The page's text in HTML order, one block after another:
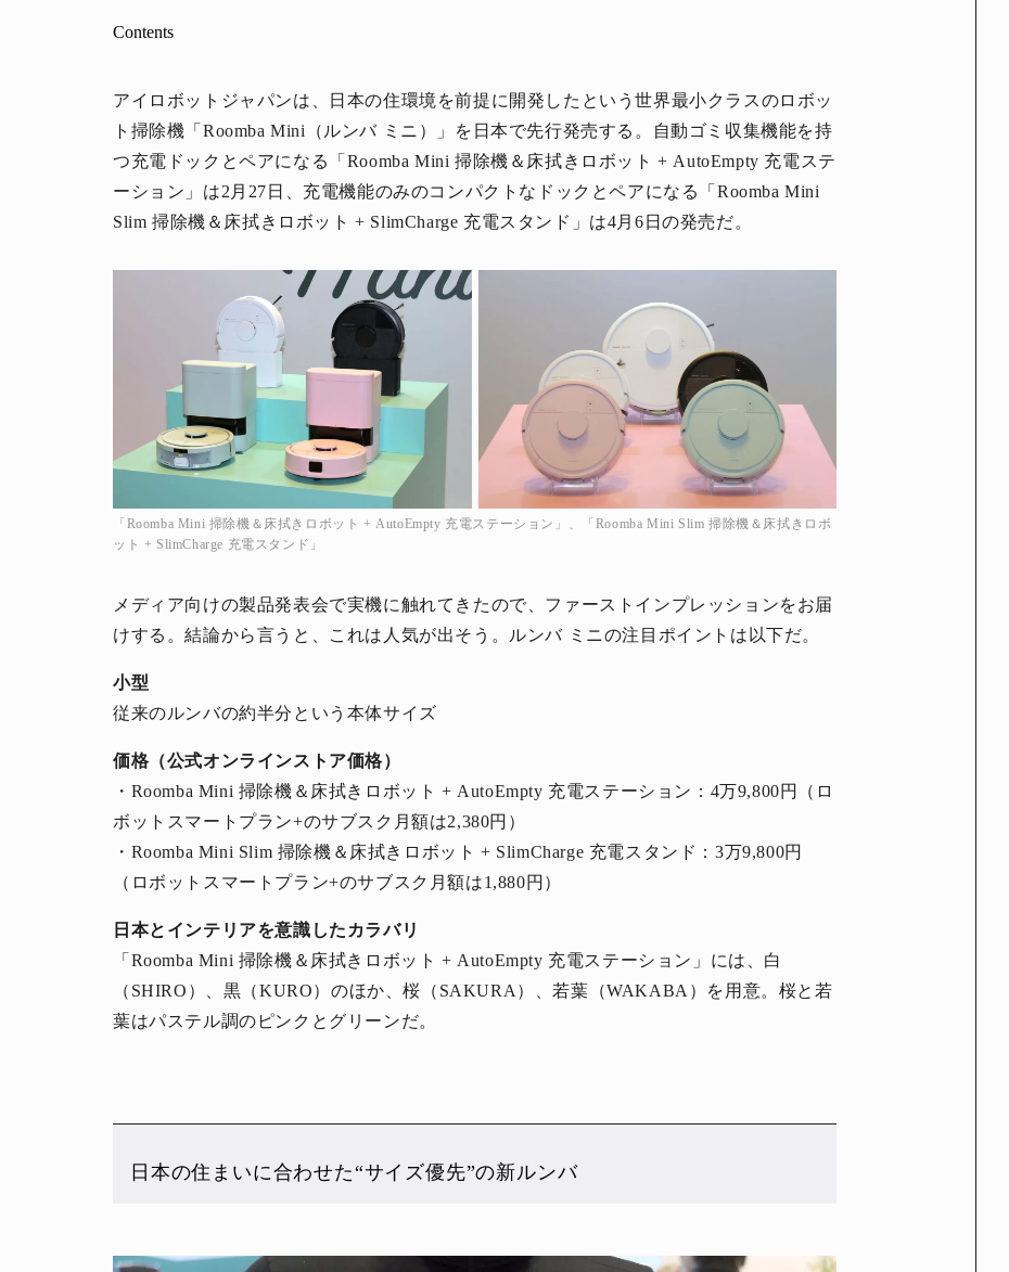
Contents
アイロボットジャパンは、日本の住環境を前提に開発したという世界最小クラスのロボッ
ト掃除機「Roomba Mini（ルンバ ミニ）」を日本で先行発売する。自動ゴミ収集機能を持
つ充電ドックとペアになる「Roomba Mini 掃除機＆床拭きロボット + AutoEmpty 充電ステ
ーション」は2月27日、充電機能のみのコンパクトなドックとペアになる「Roomba Mini
Slim 掃除機＆床拭きロボット + SlimCharge 充電スタンド」は4月6日の発売だ。
「Roomba Mini 掃除機＆床拭きロボット + AutoEmpty 充電ステーション」、「Roomba Mini Slim 掃除機＆床拭きロボ
ット + SlimCharge 充電スタンド」
メディア向けの製品発表会で実機に触れてきたので、ファーストインプレッションをお届
けする。結論から言うと、これは人気が出そう。ルンバ ミニの注目ポイントは以下だ。
小型
従来のルンバの約半分という本体サイズ
価格（公式オンラインストア価格）
・Roomba Mini 掃除機＆床拭きロボット + AutoEmpty 充電ステーション：4万9,800円（ロ
ボットスマートプラン+のサブスク月額は2,380円）
・Roomba Mini Slim 掃除機＆床拭きロボット + SlimCharge 充電スタンド：3万9,800円
（ロボットスマートプラン+のサブスク月額は1,880円）
日本とインテリアを意識したカラバリ
「Roomba Mini 掃除機＆床拭きロボット + AutoEmpty 充電ステーション」には、白
（SHIRO）、黒（KURO）のほか、桜（SAKURA）、若葉（WAKABA）を用意。桜と若
葉はパステル調のピンクとグリーンだ。
日本の住まいに合わせた“サイズ優先”の新ルンバ